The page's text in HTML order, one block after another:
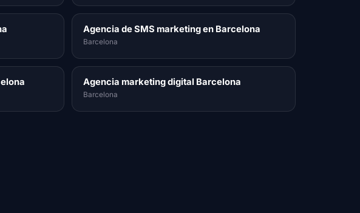
Agencia de SMS marketing en Barcelona
Barcelona
Agencia marketing digital Barcelona
Barcelona